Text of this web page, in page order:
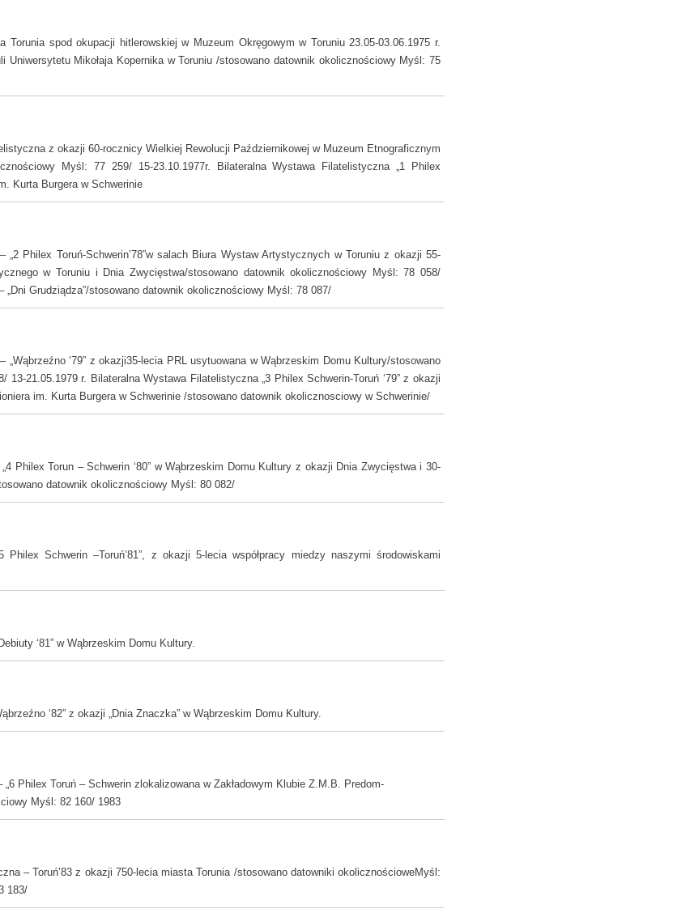
Torunia spod okupacji hitlerowskiej w Muzeum Okręgowym w Toruniu 23.05-03.06.1975 r.
Uniwersytetu Mikołaja Kopernika w Toruniu /stosowano datownik okolicznościowy Myśl: 75
z okazji 60-rocznicy Wielkiej Rewolucji Październikowej w Muzeum Etnograficznym
Myśl: 77 259/ 15-23.10.1977r. Bilateralna Wystawa Filatelistyczna „1 Philex
Kurta Burgera w Schwerinie
Philex Toruń-Schwerin’78”w salach Biura Wystaw Artystycznych w Toruniu z okazji 55-
w Toruniu i Dnia Zwycięstwa/stosowano datownik okolicznościowy Myśl: 78 058/
Grudziądza”/stosowano datownik okolicznościowy Myśl: 78 087/
‘79” z okazji35-lecia PRL usytuowana w Wąbrzeskim Domu Kultury/stosowano
21.05.1979 r. Bilateralna Wystawa Filatelistyczna „3 Philex Schwerin-Toruń ‘79” z okazji
im. Kurta Burgera w Schwerinie /stosowano datownik okolicznosciowy w Schwerinie/
Philex Torun – Schwerin ‘80” w Wąbrzeskim Domu Kultury z okazji Dnia Zwycięstwa i 30-
datownik okolicznościowy Myśl: 80 082/
Philex Schwerin –Toruń’81”, z okazji 5-lecia współpracy miedzy naszymi środowiskami
‘81” w Wąbrzeskim Domu Kultury.
‘82” z okazji „Dnia Znaczka” w Wąbrzeskim Domu Kultury.
„6 Philex Toruń – Schwerin zlokalizowana w Zakładowym Klubie Z.M.B. Predom-
Myśl: 82 160/ 1983
– Toruń’83 z okazji 750-lecia miasta Torunia /stosowano datowniki okolicznościoweMyśl:
183/